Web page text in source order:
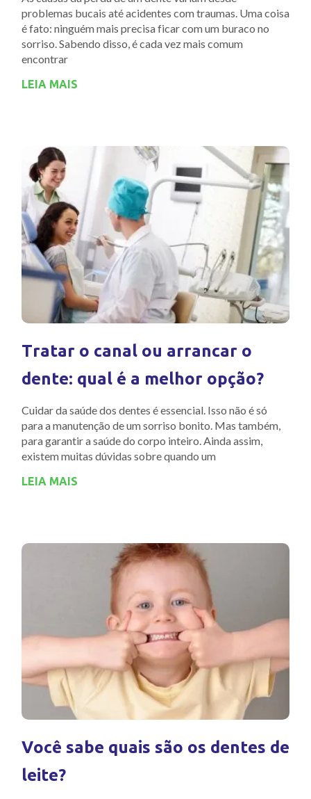
problemas bucais até acidentes com traumas. Uma coisa
é fato: ninguém mais precisa ficar com um buraco no
sorriso. Sabendo disso, é cada vez mais comum
encontrar
LEIA MAIS
Tratar o canal ou arrancar o
dente: qual é a melhor opção?
Cuidar da saúde dos dentes é essencial. Isso não é só
para a manutenção de um sorriso bonito. Mas também,
para garantir a saúde do corpo inteiro. Ainda assim,
existem muitas dúvidas sobre quando um
LEIA MAIS
Você sabe quais são os dentes de
leite?